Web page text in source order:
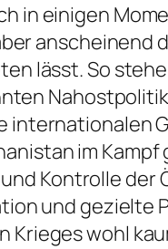
in einigen
anscheinend
lässt. So
im
Kontrolle der
und gezielte
wohl